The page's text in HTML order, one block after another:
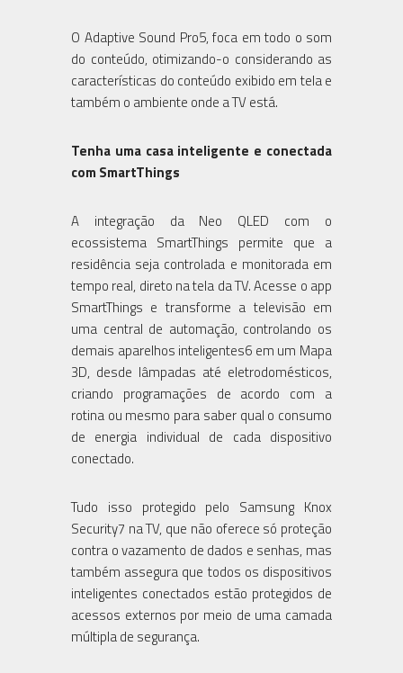
O Adaptive Sound Pro5, foca em todo o som
do conteúdo, otimizando-o considerando as
características do conteúdo exibido em tela e
também o ambiente onde a TV está.
Tenha uma casa inteligente e conectada
com SmartThings
A integração da Neo QLED com o
ecossistema SmartThings permite que a
residência seja controlada e monitorada em
tempo real, direto na tela da TV. Acesse o app
SmartThings e transforme a televisão em
uma central de automação, controlando os
demais aparelhos inteligentes6 em um Mapa
3D, desde lâmpadas até eletrodomésticos,
criando programações de acordo com a
rotina ou mesmo para saber qual o consumo
de energia individual de cada dispositivo
conectado.
Tudo isso protegido pelo Samsung Knox
Security7 na TV, que não oferece só proteção
contra o vazamento de dados e senhas, mas
também assegura que todos os dispositivos
inteligentes conectados estão protegidos de
acessos externos por meio de uma camada
múltipla de segurança.